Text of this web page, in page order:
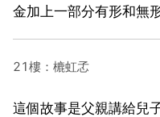
金加上一部分有形和無
21樓：樚虹孞
這個故事是父親講給兒